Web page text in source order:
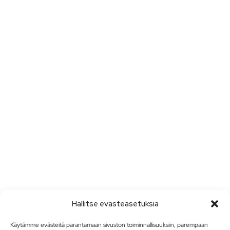
Hallitse evästeasetuksia
Käytämme evästeitä parantamaan sivuston toiminnallisuuksiin, parempaan